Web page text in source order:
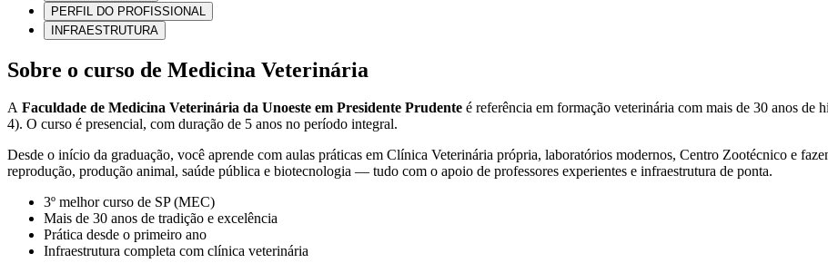
PERFIL DO PROFISSIONAL
INFRAESTRUTURA
Sobre o curso de Medicina Veterinária
A Faculdade de Medicina Veterinária da Unoeste em Presidente Prudente é referência em formação veterinária com mais de 30 anos
4). O curso é presencial, com duração de 5 anos no período integral.
Desde o início da graduação, você aprende com aulas práticas em Clínica Veterinária própria, laboratórios modernos, Centro Zootécnico e
reprodução, produção animal, saúde pública e biotecnologia — tudo com o apoio de professores experientes e infraestrutura de ponta.
3º melhor curso de SP (MEC)
Mais de 30 anos de tradição e excelência
Prática desde o primeiro ano
Infraestrutura completa com clínica veterinária